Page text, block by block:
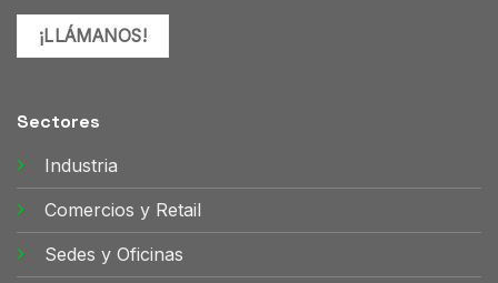
¡LLÁMANOS!
Sectores
Industria
Comercios y Retail
Sedes y Oficinas